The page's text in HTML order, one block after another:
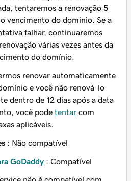
tentaremos a renovação 5
vencimento do domínio. Se a
falhar, continuaremos
várias vezes antes da
do domínio.
renovar automaticamente
e você não renová-lo
dentro de 12 dias após a data
você pode tentar com
aplicáveis.
: Não compatível
GoDaddy : Compatível